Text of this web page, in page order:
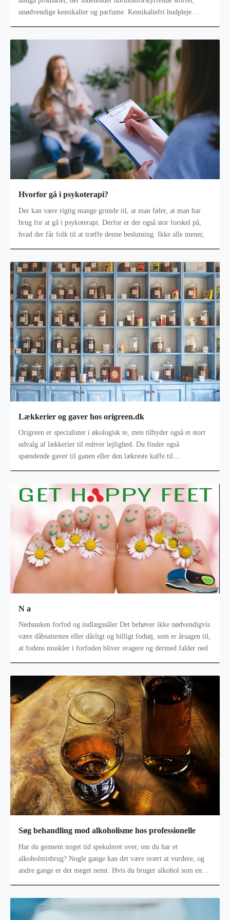
unødvendige kemikalier og parfume. Kemikaliefri hudpleje
Hvorfor gå i psykoterapi?
Der kan være rigtig mange grunde til, at man føler, at man har
brug for at gå i psykoterapi. Derfor er der også stor forskel på,
hvad der får folk til at træffe denne beslutning. Ikke alle mener,
Lækkerier og gaver hos origreen.dk
Origreen er specialister i økologisk te, men tilbyder også et stort
udvalg af lækkerier til enhver lejlighed. Du finder også
spændende gaver til ganen eller den lækreste kaffe til
N a
Nedsunken forfod og indlægssåler Det behøver ikke nødvendigvis
være dåbsattesten eller dårligt og billigt fodtøj, som er årsagen til,
at fodens muskler i forfoden bliver svagere og dermed falder ned
Søg behandling mod alkoholisme hos professionelle
Har du gennem noget tid spekuleret over, om du har et
alkoholmisbrug? Nogle gange kan det være svært at vurdere, og
andre gange er det meget nemt. Hvis du bruger alkohol som en